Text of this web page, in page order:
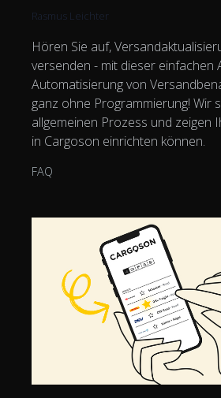
Rasmus Leichter
Hören Sie auf,
versenden - mit dieser einfachen
Automatisierung von
ganz ohne Programmierung! Wir
allgemeinen Prozess und zeigen
in Cargoson einrichten können.
FAQ